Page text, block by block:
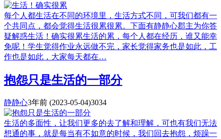
每个人都生活在不同的环境里，生活方式不同，可我们都有一
个共同点，都会觉得生活很累很累。下面有静静心郡主为你答
疑解惑生活！确实很累生活的累，每个人都在经历，谁又能幸
免呢！学生觉得作业永远做不完，家长觉得家务也是如此，工
作也是如此，大家每天都在…
抱怨只是生活的一部分
静静心3年前 (2023-05-04)3034
生活的多面性，让我们更多的去了解和理解，可也有我们无法
想通的事，就是每当有不如意的时候，我们回去抱怨，烦躁一